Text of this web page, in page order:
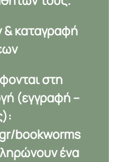
καταγραφή
στη
(εγγραφή –
bookworms
ένα